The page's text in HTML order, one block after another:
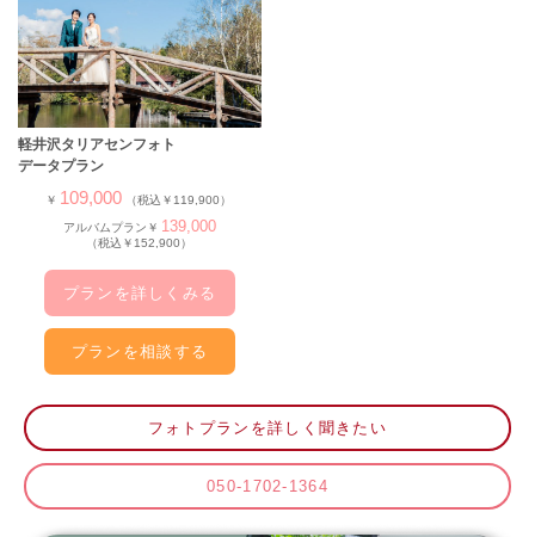
軽井沢タリアセンフォト
データプラン
￥ 109,000 （税込￥119,900）
アルバムプラン￥ 139,000
（税込￥152,900）
プランを詳しくみる
プランを相談する
フォトプランを詳しく聞きたい
050-1702-1364